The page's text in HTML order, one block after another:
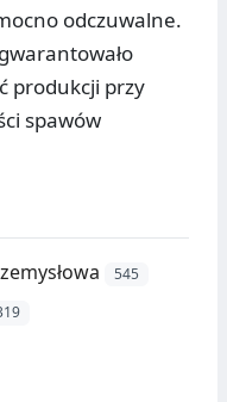
odczuwalne.
produkcji przy
spawów
545